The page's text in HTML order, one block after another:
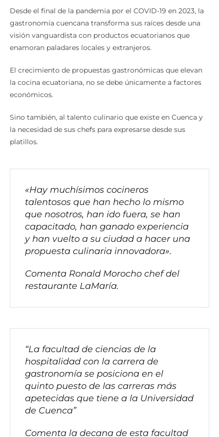
Desde el final de la pandemia por el COVID-19 en 2023, la
gastronomía cuencana transforma sus raíces desde una
visión vanguardista con productos ecuatorianos que
enamoran paladares locales y extranjeros.
El crecimiento de propuestas gastronómicas que elevan
la cocina ecuatoriana, no se debe únicamente a factores
económicos.
Sino también, al talento culinario que existe en Cuenca y
la necesidad de sus chefs para expresarse desde sus
platillos.
«Hay muchísimos cocineros
talentosos que han hecho lo mismo
que nosotros, han ido fuera, se han
capacitado, han ganado experiencia
y han vuelto a su ciudad a hacer una
propuesta culinaria innovadora».
Comenta Ronald Morocho chef del
restaurante LaMaría.
“La facultad de ciencias de la
hospitalidad con la carrera de
gastronomía se posiciona en el
quinto puesto de las carreras más
apetecidas que tiene a la Universidad
de Cuenca”
Comenta la decana de esta facultad